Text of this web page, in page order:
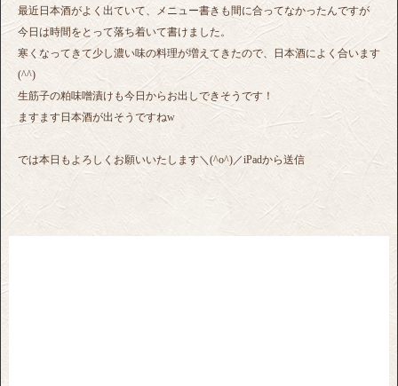
最近日本酒がよく出ていて、メニュー書きも間に合ってなかったんですが
今日は時間をとって落ち着いて書けました。
寒くなってきて少し濃い味の料理が増えてきたので、日本酒によく合います
(^^)
生筋子の粕味噌漬けも今日からお出しできそうです！
ますます日本酒が出そうですねw
では本日もよろしくお願いいたします＼(^o^)／iPadから送信